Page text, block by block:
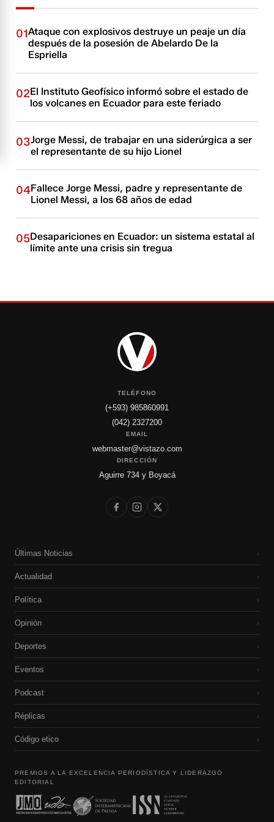
01Ataque con explosivos destruye un peaje un día
después de la posesión de Abelardo De la
Espriella
02El Instituto Geofísico informó sobre el estado de
los volcanes en Ecuador para este feriado
03Jorge Messi, de trabajar en una siderúrgica a ser
el representante de su hijo Lionel
04Fallece Jorge Messi, padre y representante de
Lionel Messi, a los 68 años de edad
05Desapariciones en Ecuador: un sistema estatal al
límite ante una crisis sin tregua
TELÉFONO
(+593) 985860991
(042) 2327200
EMAIL
webmaster@vistazo.com
DIRECCIÓN
Aguirre 734 y Boyacá
Últimas Noticias ›
Actualidad ›
Política ›
Opinión ›
Deportes ›
Eventos ›
Podcast ›
Réplicas ›
Código etico ›
PREMIOS A LA EXCELENCIA PERIODÍSTICA Y LIDERAZGO
EDITORIAL